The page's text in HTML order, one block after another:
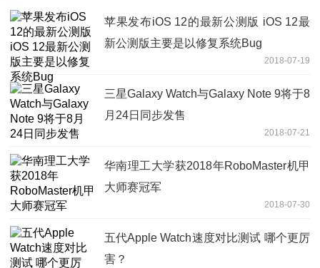
苹果发布iOS 12的最新公测版 iOS 12最
新公测版主要是以修复系统Bug
2018-07-19
三星Galaxy Watch与Galaxy Note 9将于8
月24日同步发售
2018-07-21
华南理工大学获2018年RoboMaster机甲
大师赛冠军
2018-07-30
五代Apple Watch速度对比测试 哪个更厉
害？